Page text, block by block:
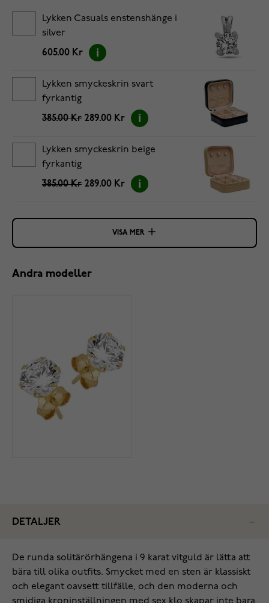
Lykken Casuals enstenshänge i
silver
605.00 Kr
Lykken smyckeskrin svart
fyrkantig
385.00 Kr 289.00 Kr
Lykken smyckeskrin beige
fyrkantig
385.00 Kr 289.00 Kr
VISA MER
Andra modeller
DETALJER
De runda solitärörhängena i 9 karat vitguld är lätta att
bära till olika outfits. Smycket med en sten är klassiskt
och elegant oavsett tillfälle, och den moderna och